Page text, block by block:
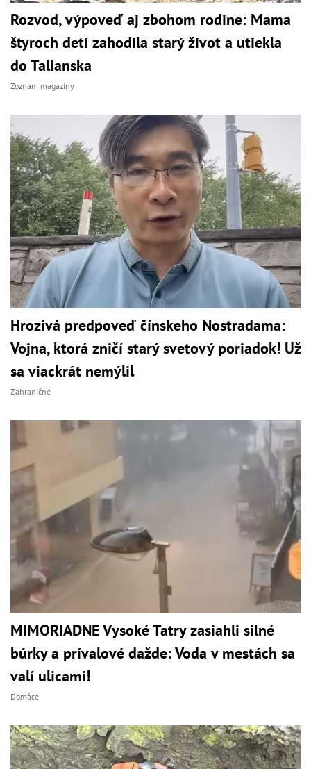
Rozvod, výpoveď aj zbohom rodine: Mama
štyroch detí zahodila starý život a utiekla
do Talianska
Zoznam magazíny
Hrozivá predpoveď čínskeho Nostradama:
Vojna, ktorá zničí starý svetový poriadok! Už
sa viackrát nemýlil
Zahraničné
MIMORIADNE Vysoké Tatry zasiahli silné
búrky a prívalové dažde: Voda v mestách sa
valí ulicami!
Domáce